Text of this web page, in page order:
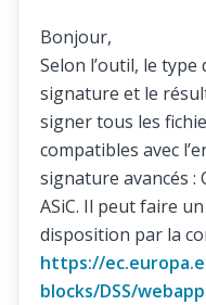
Bonjour,
Selon l’outil, le
signature et le
signer tous les
compatibles avec
signature avancés :
ASiC. Il peut faire
disposition par la
https://
blocks/DSS/